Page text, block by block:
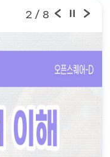
2 / 8